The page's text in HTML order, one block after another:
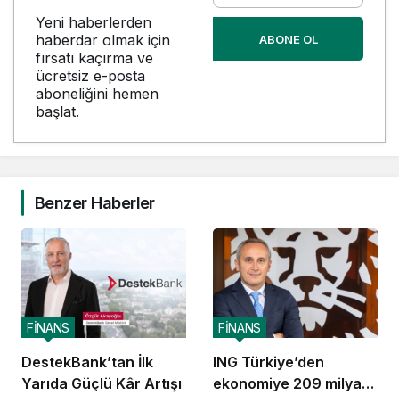
Yeni haberlerden
haberdar olmak için
fırsatı kaçırma ve
ücretsiz e-posta
aboneliğini hemen
başlat.
ABONE OL
Benzer Haberler
DestekBank’tan İlk
Yarıda Güçlü Kâr Artışı
FİNANS
ING Türkiye’den
ekonomiye 209 milyar
FİNANS